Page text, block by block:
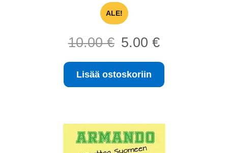
ALE!
10.00€
Alkuperäinen
hinta
oli:
10.00 €.
5.00€Nykyinen
on:
Lisää ostoskoriin